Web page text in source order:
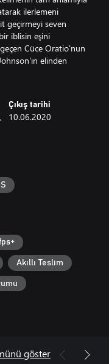
ilerlemeni
geçirmeyi seven
iblisin eşini
Cüce Oratio'nun
elinden
Çıkış tarihi
10.06.2020
Akıllı Teslim
göster